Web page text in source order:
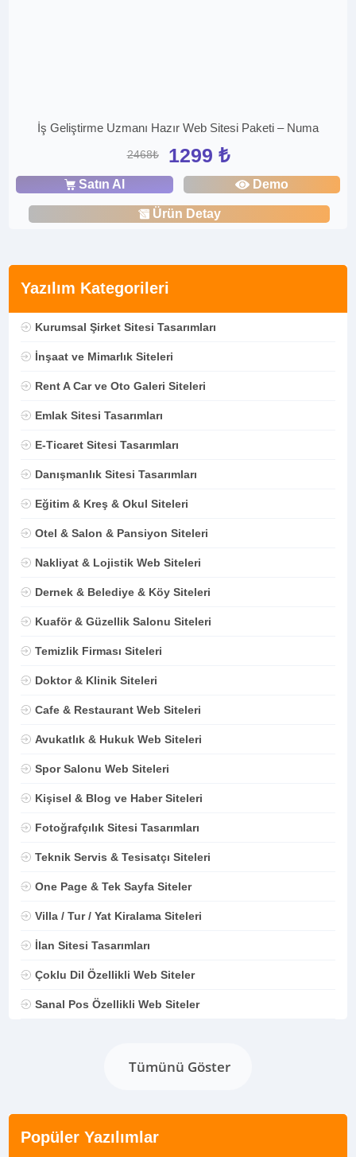
Yazılım Kategorileri
Kurumsal Şirket Sitesi Tasarımları
İnşaat ve Mimarlık Siteleri
Rent A Car ve Oto Galeri Siteleri
Emlak Sitesi Tasarımları
E-Ticaret Sitesi Tasarımları
Danışmanlık Sitesi Tasarımları
Eğitim & Kreş & Okul Siteleri
Otel & Salon & Pansiyon Siteleri
Nakliyat & Lojistik Web Siteleri
Dernek & Belediye & Köy Siteleri
Kuaför & Güzellik Salonu Siteleri
Temizlik Firması Siteleri
Doktor & Klinik Siteleri
Cafe & Restaurant Web Siteleri
Avukatlık & Hukuk Web Siteleri
Spor Salonu Web Siteleri
Kişisel & Blog ve Haber Siteleri
Fotoğrafçılık Sitesi Tasarımları
Teknik Servis & Tesisatçı Siteleri
One Page & Tek Sayfa Siteler
Villa / Tur / Yat Kiralama Siteleri
İlan Sitesi Tasarımları
Çoklu Dil Özellikli Web Siteler
Sanal Pos Özellikli Web Siteler
Tümünü Göster
Popüler Yazılımlar
İş Geliştirme Uzmanı Hazır Web Sitesi Paketi – Numa
2468₺ 1299 ₺
Satın Al Demo
Ürün Detay